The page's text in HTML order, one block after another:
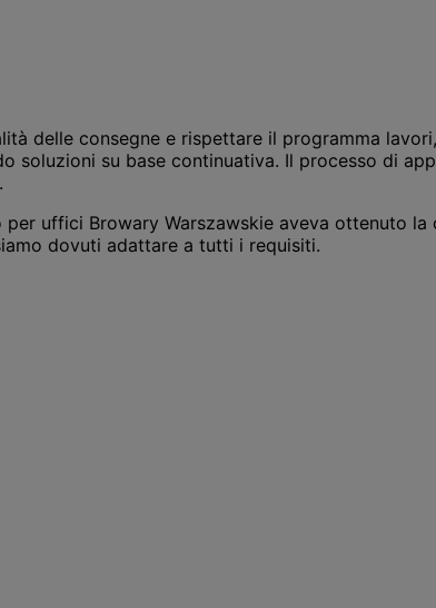
delle consegne e rispettare il programma
soluzioni su base continuativa. Il processo di
uffici Browary Warszawskie aveva ottenuto
dovuti adattare a tutti i requisiti.